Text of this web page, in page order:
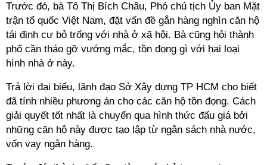
Trước đó, bà Tô Thị Bích Châu, Phó chủ tịch Ủy ban Mặt
trận tổ quốc Việt Nam, đặt vấn đề gắn hàng nghìn căn hộ
tái định cư bỏ trống với nhà ở xã hội. Bà cũng hỏi thành
phố cần tháo gỡ vướng mắc, tồn đọng gì với hai loại
hình nhà ở này.
Trả lời đại biểu, lãnh đạo Sở Xây dựng TP HCM cho biết
đã tính nhiều phương án cho các căn hộ tồn đọng. Cách
giải quyết tốt nhất là chuyển qua hình thức đấu giá bởi
những căn hộ này được tạo lập từ ngân sách nhà nước,
vốn vay ngân hàng.